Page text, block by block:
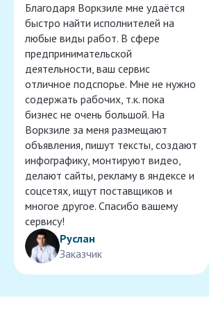
Благодаря Воркзиле мне удаётся
быстро найти исполнителей на
любые виды работ. В сфере
предпринимательской
деятельности, ваш сервис
отличное подспорье. Мне не нужно
содержать рабочих, т.к. пока
бизнес не очень большой. На
Воркзиле за меня размещают
объявления, пишут тексты, создают
инфографику, монтируют видео,
делают сайты, рекламу в яндексе и
соцсетях, ищут поставщиков и
многое другое. Спасибо вашему
сервису!
Руслан
Заказчик